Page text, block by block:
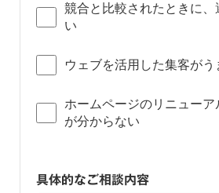
競合と比較されたときに、
い
ウェブを活用した集客がう
ホームページのリニュー
が分からない
具体的なご相談内容